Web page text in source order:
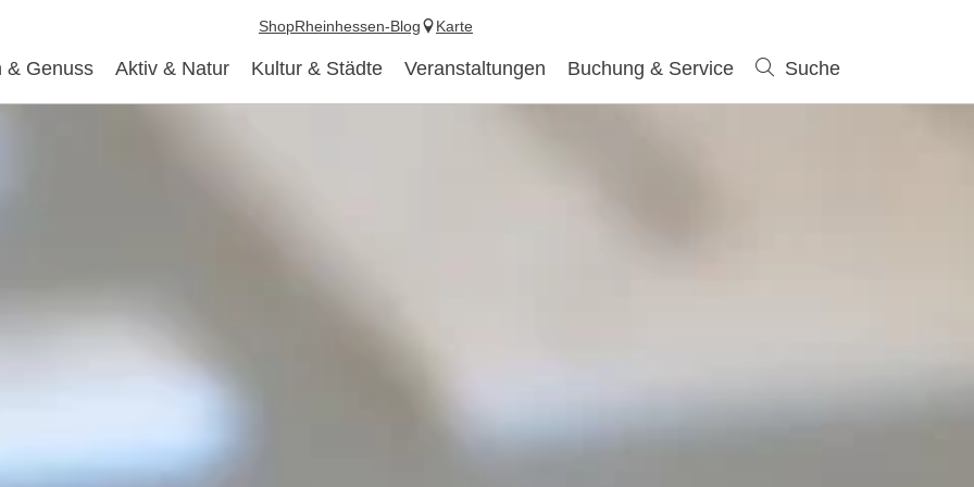
& Genuss Aktiv & Natur Kultur & Städte Veranstaltungen Buchung & Service Suche
ShopRheinhessen-Blog Karte